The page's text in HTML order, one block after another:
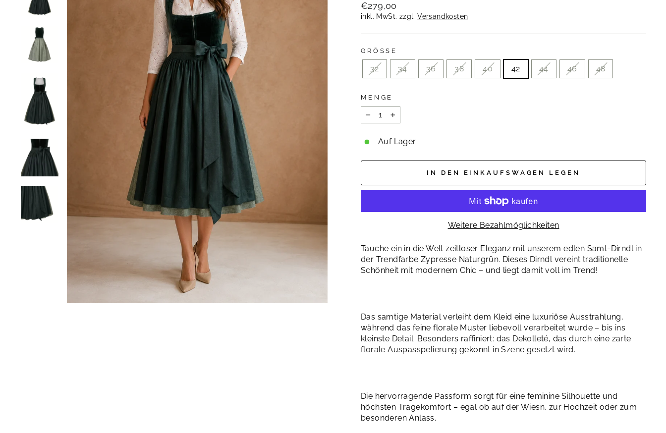
Normaler
Preis
€279,00
inkl. MwSt. zzgl.Versandkosten
GRÖSSE
32 34 36 38 40 42 44 46 48
MENGE
− +
Auf Lager
IN DEN EINKAUFSWAGEN LEGEN
Weitere Bezahlmöglichkeiten
Tauche ein in die Welt zeitloser Eleganz mit unserem edlen Samt-Dirndl in
der Trendfarbe Zypresse Naturgrün. Dieses Dirndl vereint traditionelle
Schönheit mit modernem Chic – und liegt damit voll im Trend!
Das samtige Material verleiht dem Kleid eine luxuriöse Ausstrahlung,
während das feine florale Muster liebevoll verarbeitet wurde – bis ins
kleinste Detail. Besonders raffiniert: das Dekolleté, das durch eine zarte
florale Auspasspelierung gekonnt in Szene gesetzt wird.
Die hervorragende Passform sorgt für eine feminine Silhouette und
höchsten Tragekomfort – egal ob auf der Wiesn, zur Hochzeit oder zum
besonderen Anlass.